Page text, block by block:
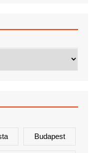
Budapest